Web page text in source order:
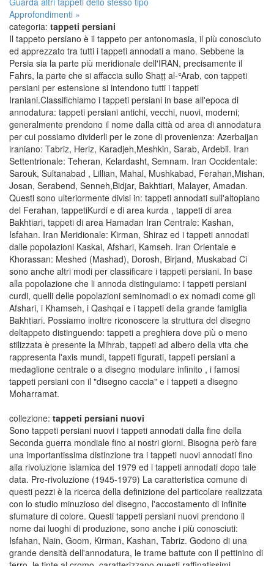
Approfondimenti »
categoria: tappeti persiani
Il tappeto persiano è il tappeto per antonomasia, il più conosciuto
ed apprezzato tra tutti i tappeti annodati a mano. Sebbene la
Persia sia la parte più meridionale dell'IRAN, precisamente il
Fahrs, la parte che si affaccia sullo Shaṭṭ al-ʿArab, con tappeti
persiani per estensione si intendono tutti i tappeti
Iraniani.Classifichiamo i tappeti persiani in base all'epoca di
annodatura: tappeti persiani antichi, vecchi, nuovi, moderni;
generalmente prendono il nome dalla città od area di annodatura
per cui possiamo dividerli per le zone di provenienza: Azerbaijan
iraniano: Tabriz, Heriz, Karadjeh,Meshkin, Sarab, Ardebil. Iran
Settentrionale: Teheran, Kelardasht, Semnam. Iran Occidentale:
Sarouk, Sultanabad , Lillian, Mahal, Mushkabad, Ferahan,Mishan,
Josan, Serabend, Senneh,Bidjar, Bakhtiari, Malayer, Amadan.
Questi sono ulteriormente divisi in: tappeti annodati sull'altopiano
del Ferahan, tappetiKurdi e di area kurda , tappeti di area
Bakhtiari, tappeti di area Hamadan Iran Centrale: Kashan,
Isfahan. Iran Meridionale: Kirman, Shiraz ed i tappeti annodati
dalle popolazioni Kaskai, Afshari, Kamseh. Iran Orientale e
Khorassan: Meshed (Mashad), Dorosh, Birjand, Muskabad Ci
sono anche altri modi per classificare i tappeti persiani. In base
alla popolazione che li annoda distinguiamo: i tappeti persiani
curdi, quelli delle popolazioni seminomadi o ex nomadi come gli
Afshari, i Khamseh, i Qashqai e i tappeti della grande famiglia
Bakhtiari. Possiamo inoltre riconoscere la struttura del disegno
deltappeto distinguendo: tappeti a preghiera dove più o meno
stilizzata è presente la Mihrab, tappeti ad albero della vita che
rappresenta l'axis mundi, tappeti figurati, tappeti persiani a
medaglione centrale o a disegno modulare infinito , i famosi
tappeti persiani con il "disegno caccia" e i tappeti a disegno
Moharramat.
collezione: tappeti persiani nuovi
Sono tappeti persiani nuovi i tappeti annodati dalla fine della
Seconda guerra mondiale fino ai nostri giorni. Bisogna però fare
una importantissima distinzione tra i tappeti nuovi annodati fino
alla rivoluzione islamica del 1979 ed i tappeti annodati dopo tale
data. Pre-rivoluzione (1945-1979) La caratteristica comune di
questi pezzi è la ricerca della definizione del particolare realizzata
con lo studio minuzioso del disegno, l'accostamento di infinite
sfumature di colore. Questi tappeti persiani nuovi prendono il
nome dai luoghi di produzione, sono anche i più conosciuti:
Isfahan, Nain, Goom, Kirman, Kashan, Tabriz. Godono di una
grande densità dell'annodatura, le trame battute con il pettinino di